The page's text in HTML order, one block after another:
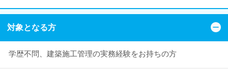
対象となる方
学歴不問、建築施工管理の実務経験をお持ちの方